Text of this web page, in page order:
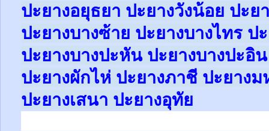
ปะยางอยุธยา ปะยางวังน้อย ปะ
ปะยางบางซ้าย ปะยางบางไทร ป
ปะยางบางปะหัน ปะยางบางปะ
ปะยางผักไห่ ปะยางภาชี ปะยาง
ปะยางเสนา ปะยางอุทัย